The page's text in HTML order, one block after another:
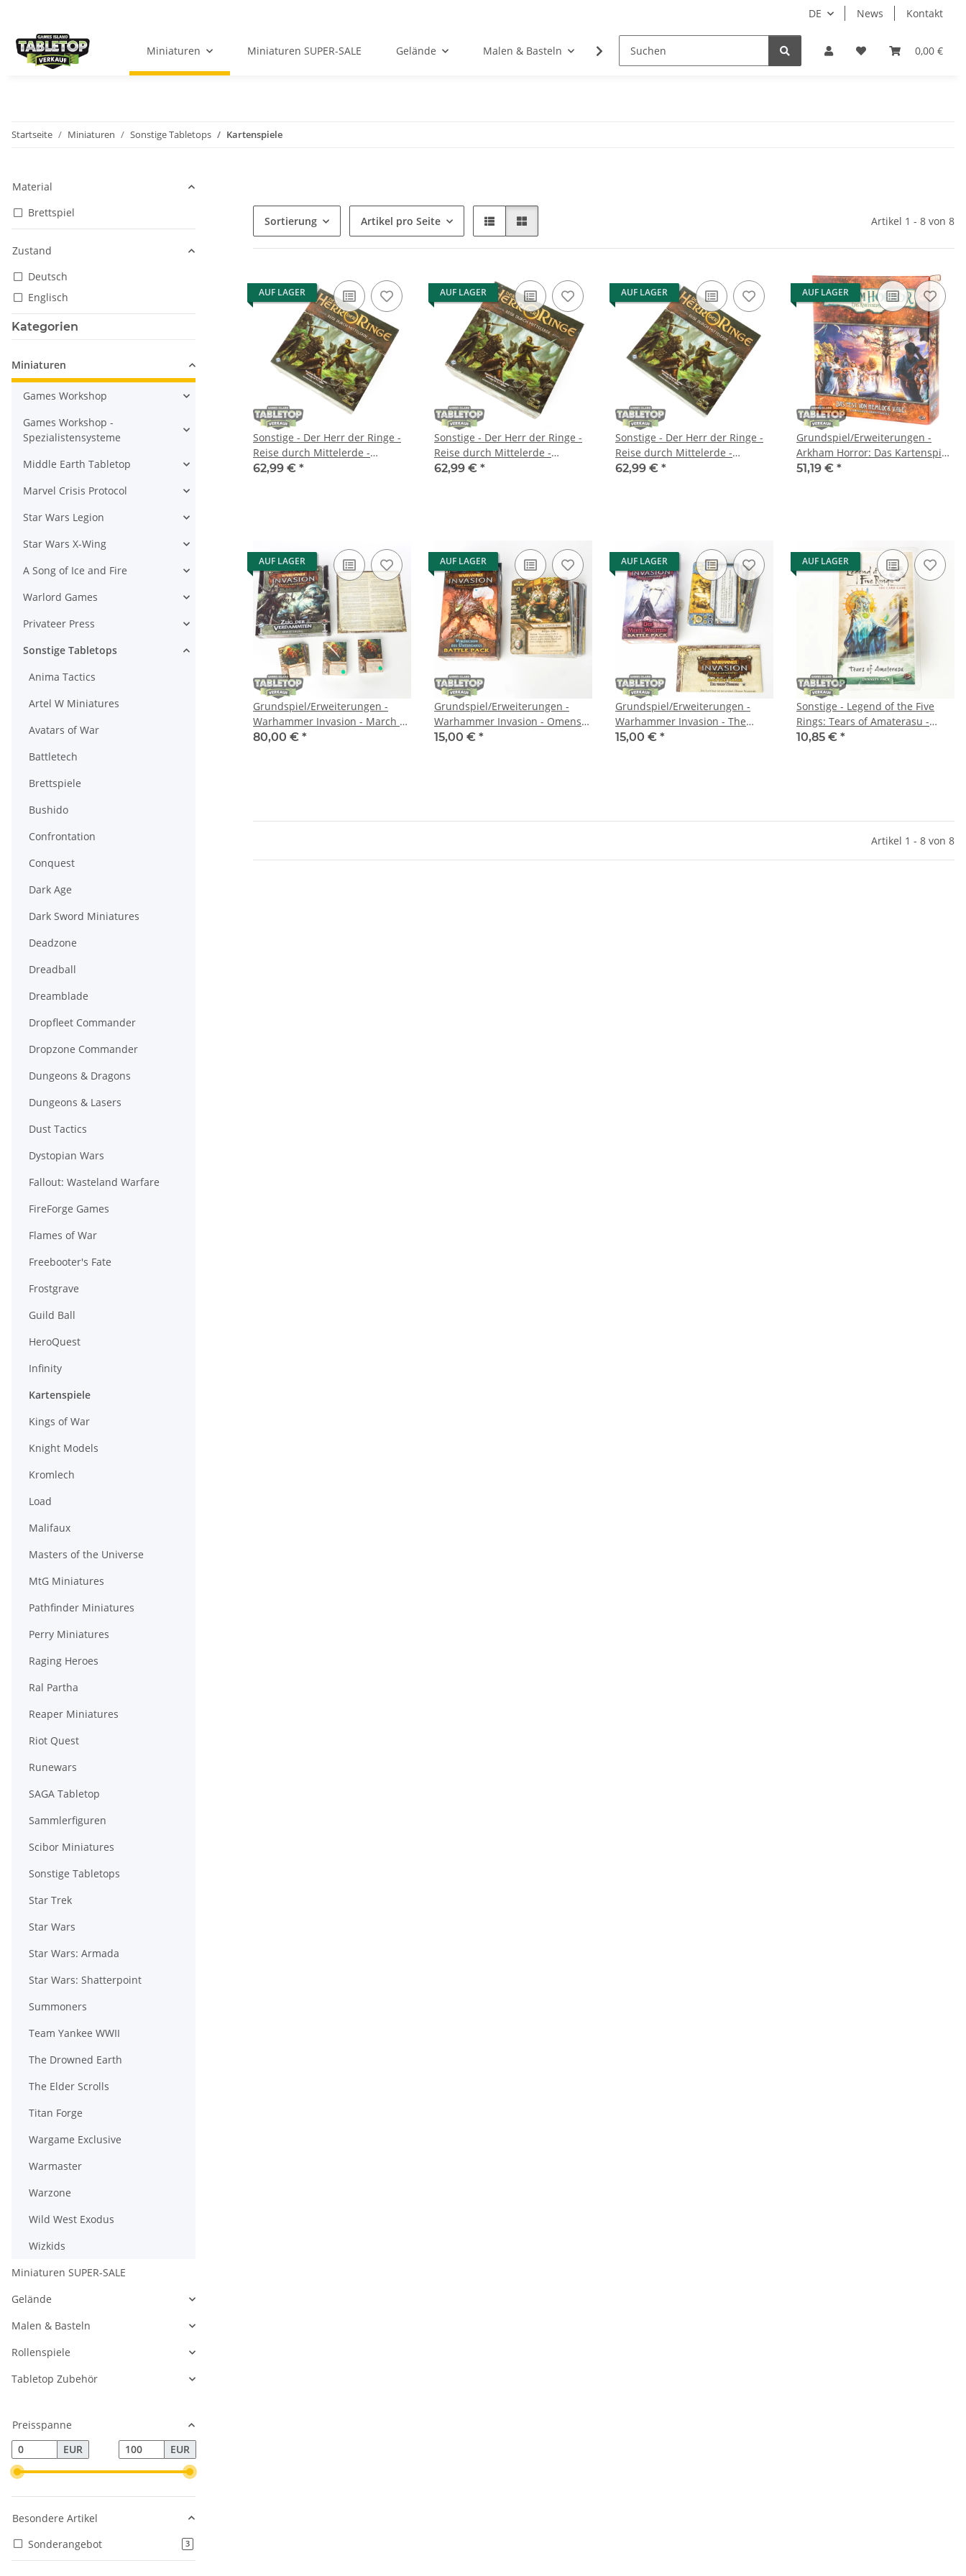
DE News Kontakt
0,00 €
Miniaturen Miniaturen SUPER-SALE Gelände Malen & Basteln Rollenspiele Tabletop Zubehör Hersteller
Startseite Miniaturen Sonstige Tabletops Kartenspiele
Sortierung Artikel pro Seite Artikel 1 - 8 von 8
AUF LAGER
Sonstige - Der Herr der Ringe -
Reise durch Mittelerde -
deutsch
62,99 € *
AUF LAGER
Sonstige - Der Herr der Ringe -
Reise durch Mittelerde -
deutsch
62,99 € *
AUF LAGER
Sonstige - Der Herr der Ringe -
Reise durch Mittelerde -
deutsch
62,99 € *
AUF LAGER
Grundspiel/Erweiterungen -
Arkham Horror: Das Kartenspiel
- Das Fest von Hemlock Vale -
51,19 € *
AUF LAGER
Grundspiel/Erweiterungen -
Warhammer Invasion - March of
the Damned Expansion -
80,00 € *
AUF LAGER
Grundspiel/Erweiterungen -
Warhammer Invasion - Omens
of Ruin Battle Pack - deutsch
15,00 € *
AUF LAGER
Grundspiel/Erweiterungen -
Warhammer Invasion - The
fourth Waystone Battle Pack -
15,00 € *
AUF LAGER
Sonstige - Legend of the Five
Rings: Tears of Amaterasu -
englisch
10,85 € *
Artikel 1 - 8 von 8
Material
Brettspiel
Zustand
Deutsch
Englisch
Kategorien
Miniaturen
Games Workshop
Games Workshop -
Spezialistensysteme
Middle Earth Tabletop
Marvel Crisis Protocol
Star Wars Legion
Star Wars X-Wing
A Song of Ice and Fire
Warlord Games
Privateer Press
Sonstige Tabletops
Anima Tactics
Artel W Miniatures
Avatars of War
Battletech
Brettspiele
Bushido
Confrontation
Conquest
Dark Age
Dark Sword Miniatures
Deadzone
Dreadball
Dreamblade
Dropfleet Commander
Dropzone Commander
Dungeons & Dragons
Dungeons & Lasers
Dust Tactics
Dystopian Wars
Fallout: Wasteland Warfare
FireForge Games
Flames of War
Freebooter's Fate
Frostgrave
Guild Ball
HeroQuest
Infinity
Kartenspiele
Kings of War
Knight Models
Kromlech
Load
Malifaux
Masters of the Universe
MtG Miniatures
Pathfinder Miniatures
Perry Miniatures
Raging Heroes
Ral Partha
Reaper Miniatures
Riot Quest
Runewars
SAGA Tabletop
Sammlerfiguren
Scibor Miniatures
Sonstige Tabletops
Star Trek
Star Wars
Star Wars: Armada
Star Wars: Shatterpoint
Summoners
Team Yankee WWII
The Drowned Earth
The Elder Scrolls
Titan Forge
Wargame Exclusive
Warmaster
Warzone
Wild West Exodus
Wizkids
Miniaturen SUPER-SALE
Gelände
Malen & Basteln
Rollenspiele
Tabletop Zubehör
Preisspanne
EUR
EUR
Besondere Artikel
Sonderangebot
3Artikel gefunden